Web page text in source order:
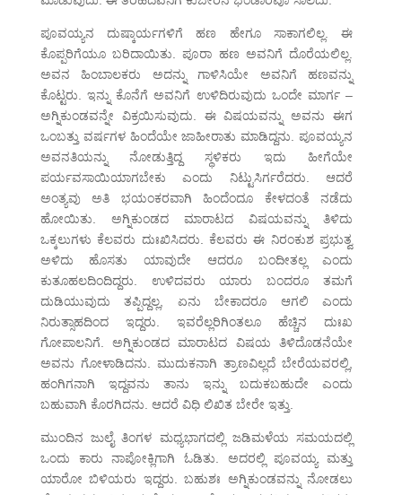
ಪೂವಯ್ಯನ ದುಷ್ಕಾರ್ಯಗಳಿಗೆ ಹಣ ಹೇಗೂ ಸಾಕಾಗಲಿಲ್ಲ. ಈ
ಕೊಪ್ಪರಿಗೆಯೂ ಬರಿದಾಯಿತು. ಪೂರಾ ಹಣ ಅವನಿಗೆ ದೊರೆಯಲಿಲ್ಲ.
ಅವನ ಹಿಂಬಾಲಕರು ಅದನ್ನು ಗಾಳಿಸಿಯೇ ಅವನಿಗೆ ಹಣವನ್ನು
ಕೊಟ್ಟರು. ಇನ್ನು ಕೊನೆಗೆ ಅವನಿಗೆ ಉಳಿದಿರುವುದು ಒಂದೇ ಮಾರ್ಗ –
ಅಗ್ನಿಕುಂಡವನ್ನೇ ವಿಕ್ರಯಿಸುವುದು. ಈ ವಿಷಯವನ್ನು ಅವನು ಈಗ
ಒಂಬತ್ತು ವರ್ಷಗಳ ಹಿಂದೆಯೇ ಜಾಹೀರಾತು ಮಾಡಿದ್ದನು. ಪೂವಯ್ಯನ
ಅವನತಿಯನ್ನು ನೋಡುತ್ತಿದ್ದ ಸ್ಥಳಿಕರು ಇದು ಹೀಗೆಯೇ
ಪರ್ಯವಸಾಯಿಯಾಗಬೇಕು ಎಂದು ನಿಟ್ಟುಸಿರ್ಗರೆದರು. ಆದರೆ
ಅಂತ್ಯವು ಅತಿ ಭಯಂಕರವಾಗಿ ಹಿಂದೆಂದೂ ಕೇಳದಂತೆ ನಡೆದು
ಹೋಯಿತು. ಅಗ್ನಿಕುಂಡದ ಮಾರಾಟದ ವಿಷಯವನ್ನು ತಿಳಿದು
ಒಕ್ಕಲುಗಳು ಕೆಲವರು ದುಃಖಿಸಿದರು. ಕೆಲವರು ಈ ನಿರಂಕುಶ ಪ್ರಭುತ್ವ
ಅಳಿದು ಹೊಸತು ಯಾವುದೇ ಆದರೂ ಬಂದೀತಲ್ಲ ಎಂದು
ಕುತೂಹಲದಿಂದಿದ್ದರು. ಉಳಿದವರು ಯಾರು ಬಂದರೂ ತಮಗೆ
ದುಡಿಯುವುದು ತಪ್ಪಿದ್ದಲ್ಲ, ಏನು ಬೇಕಾದರೂ ಆಗಲಿ ಎಂದು
ನಿರುತ್ಸಾಹದಿಂದ ಇದ್ದರು. ಇವರೆಲ್ಲರಿಗಿಂತಲೂ ಹೆಚ್ಚಿನ ದುಃಖ
ಗೋಪಾಲನಿಗೆ. ಅಗ್ನಿಕುಂಡದ ಮಾರಾಟದ ವಿಷಯ ತಿಳಿದೊಡನೆಯೇ
ಅವನು ಗೋಳಾಡಿದನು. ಮುದುಕನಾಗಿ ತ್ರಾಣವಿಲ್ಲದೆ ಬೇರೆಯವರಲ್ಲಿ,
ಹಂಗಿಗನಾಗಿ ಇದ್ದವನು ತಾನು ಇನ್ನು ಬದುಕಬಹುದೇ ಎಂದು
ಬಹುವಾಗಿ ಕೊರಗಿದನು. ಆದರೆ ವಿಧಿ ಲಿಖಿತ ಬೇರೇ ಇತ್ತು.
ಮುಂದಿನ ಜುಲೈ ತಿಂಗಳ ಮಧ್ಯಭಾಗದಲ್ಲಿ ಜಡಿಮಳೆಯ ಸಮಯದಲ್ಲಿ
ಒಂದು ಕಾರು ನಾಪೋಕ್ಲಿಗಾಗಿ ಓಡಿತು. ಅದರಲ್ಲಿ ಪೂವಯ್ಯ ಮತ್ತು
ಯಾರೋ ಬಿಳಿಯರು ಇದ್ದರು. ಬಹುಶಃ ಅಗ್ನಿಕುಂಡವನ್ನು ನೋಡಲು